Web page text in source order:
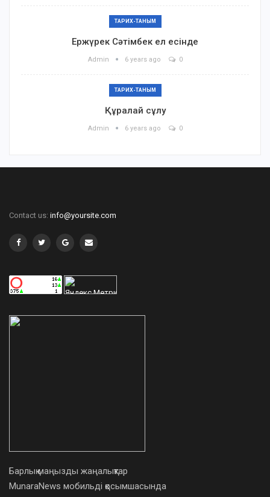
ТАРИХ-ТАНЫМ
Ержүрек Сәтімбек ел есінде
Admin 6 years ago 0
ТАРИХ-ТАНЫМ
Құралай сұлу
Admin 6 years ago 0
Contact us: info@yoursite.com
Барлық маңызды жаңалықтар
MunaraNews мобильді қосымшасында